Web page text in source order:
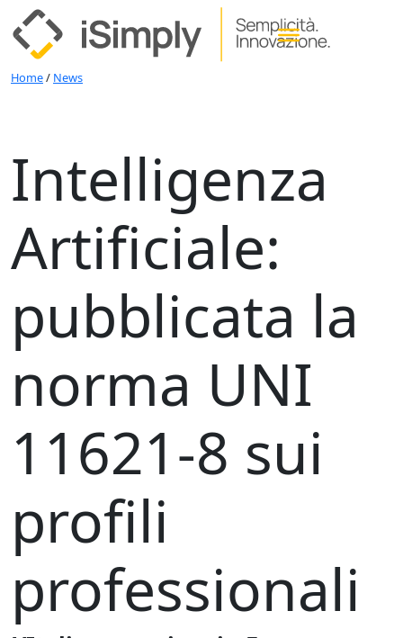
Home/ News
Intelligenza
Artificiale:
pubblicata la
norma UNI
11621-8 sui
profili
professionali